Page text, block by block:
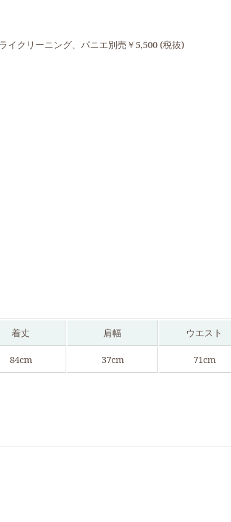
イクリーニング、パニエ別売￥5,500 (税抜)
着丈 肩幅 ウエスト
84cm 37cm 71cm